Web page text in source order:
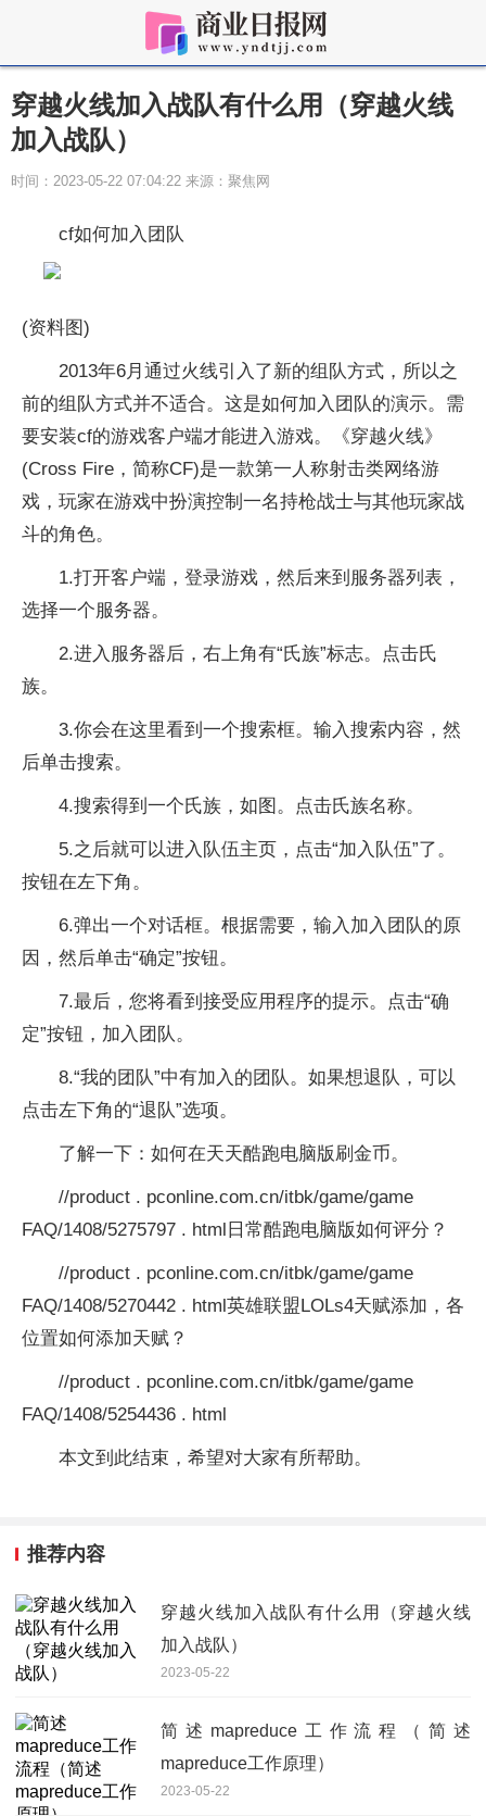
穿越火线加入战队有什么用（穿越火线
加入战队）
时间：2023-05-22 07:04:22 来源：聚焦网
cf如何加入团队
(资料图)
2013年6月通过火线引入了新的组队方式，所以之
前的组队方式并不适合。这是如何加入团队的演示。需
要安装cf的游戏客户端才能进入游戏。《穿越火线》
(Cross Fire，简称CF)是一款第一人称射击类网络游
戏，玩家在游戏中扮演控制一名持枪战士与其他玩家战
斗的角色。
1.打开客户端，登录游戏，然后来到服务器列表，
选择一个服务器。
2.进入服务器后，右上角有“氏族”标志。点击氏
族。
3.你会在这里看到一个搜索框。输入搜索内容，然
后单击搜索。
4.搜索得到一个氏族，如图。点击氏族名称。
5.之后就可以进入队伍主页，点击“加入队伍”了。
按钮在左下角。
6.弹出一个对话框。根据需要，输入加入团队的原
因，然后单击“确定”按钮。
7.最后，您将看到接受应用程序的提示。点击“确
定”按钮，加入团队。
8.“我的团队”中有加入的团队。如果想退队，可以
点击左下角的“退队”选项。
了解一下：如何在天天酷跑电脑版刷金币。
//product . pconline.com.cn/itbk/game/game
FAQ/1408/5275797 . html日常酷跑电脑版如何评分？
//product . pconline.com.cn/itbk/game/game
FAQ/1408/5270442 . html英雄联盟LOLs4天赋添加，各
位置如何添加天赋？
//product . pconline.com.cn/itbk/game/game
FAQ/1408/5254436 . html
本文到此结束，希望对大家有所帮助。
推荐内容
穿越火线加入战队有什么用（穿越火线
加入战队）
2023-05-22
简述mapreduce工作流程（简述
mapreduce工作原理）
2023-05-22